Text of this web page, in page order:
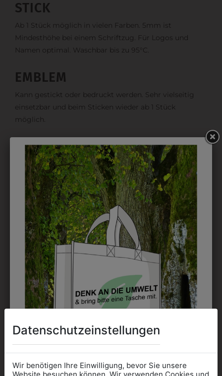
STICK
Ab 1 Stück möglich in vielen Farben. 5mm ist
Mindesthöhe bei einem Schriftzug. Für Logos und
Namen optimal. Waschbar bis zu 95°C.
EMBLEM
Kann gestickt oder bedruckt werden. Sehr vielseitig
einsetzbar und beim Sticken wieder ab 1 Stück
möglich.
DRUCK
Perfekt für große Logos und für kleine Details, jedoch
kostet jede Farbe extra und ist erst ab 12 Stück
möglich. Waschbar bis zu 60°C.
DAS KÖNNTE IHNEN
AUCH GEFALLEN
Datenschutzeinstellungen
Wir benötigen Ihre Einwilligung, bevor Sie unsere
Website besuchen können. Wir verwenden Cookies und